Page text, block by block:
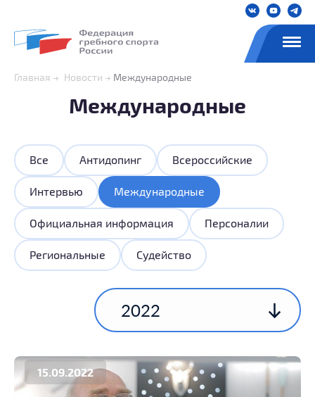
Главная Новости Международные
Международные
Все Антидопинг Всероссийские
Интервью Международные
Официальная информация Персоналии
Региональные Судейство
2022
15.09.2022